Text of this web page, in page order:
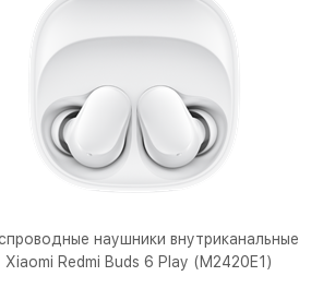
наушники внутриканальные
Xiaomi Redmi Buds 6 Play (M2420E1)